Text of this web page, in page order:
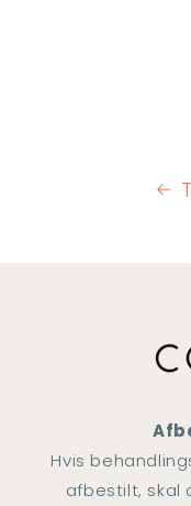
Hvis
afbestilt, skal